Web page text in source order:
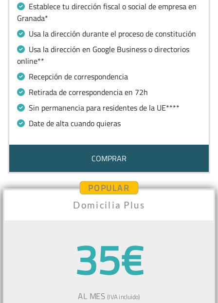
Establece tu dirección fiscal o social de empresa en
Granada*
Usa la dirección durante el proceso de constitución
Usa la dirección en Google Business o directorios
online**
Recepción de correspondencia
Retirada de correspondencia en 72h
Sin permanencia para residentes de la UE****
Date de alta cuando quieras
COMPRAR
POPULAR
Domicilia Plus
35€
AL MES(IVA incluido)